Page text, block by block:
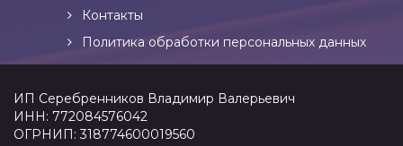
Контакты
Политика обработки персональных данных
ИП Серебренников Владимир Валерьевич
ИНН: 772084576042
ОГРНИП: 318774600019560